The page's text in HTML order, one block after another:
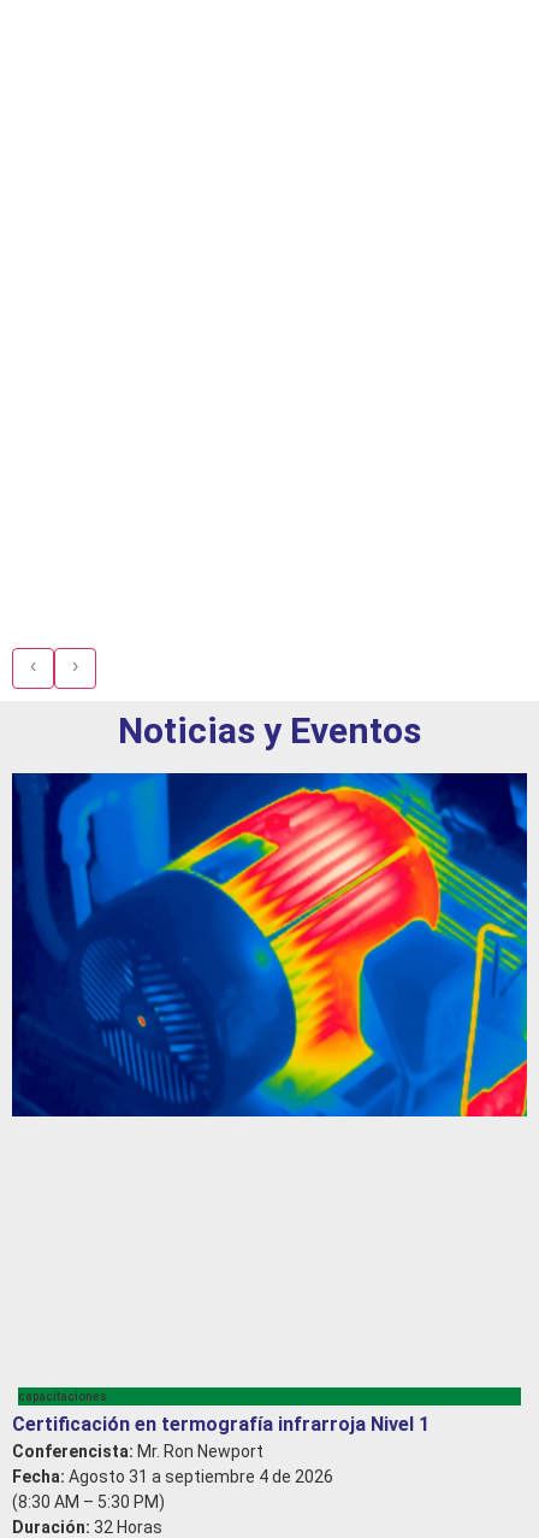
‹ ›
Noticias y Eventos
capacitaciones
Certificación en termografía infrarroja Nivel 1
Conferencista: Mr. Ron Newport
Fecha: Agosto 31 a septiembre 4 de 2026
(8:30 AM – 5:30 PM)
Duración: 32 Horas